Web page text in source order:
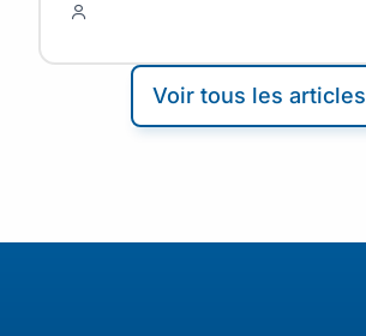
Voir tous les articles